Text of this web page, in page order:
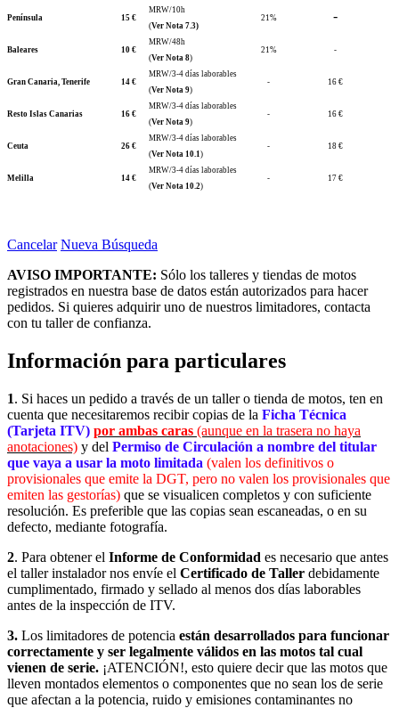
Península 15 €
MRW/10h
(Ver Nota 7.3)
21% -
Baleares 10 €
MRW/48h
(Ver Nota 8)
21% -
Gran Canaria, Tenerife 14 €
MRW/3-4 días laborables
(Ver Nota 9)
- 16 €
Resto Islas Canarias 16 €
MRW/3-4 días laborables
(Ver Nota 9)
- 16 €
Ceuta 26 €
MRW/3-4 días laborables
(Ver Nota 10.1)
- 18 €
Melilla 14 €
MRW/3-4 días laborables
(Ver Nota 10.2)
- 17 €
Cancelar Nueva Búsqueda
AVISO IMPORTANTE: Sólo los talleres y tiendas de motos
registrados en nuestra base de datos están autorizados para hacer
pedidos. Si quieres adquirir uno de nuestros limitadores, contacta
con tu taller de confianza.
Información para particulares
1. Si haces un pedido a través de un taller o tienda de motos, ten en
cuenta que necesitaremos recibir copias de la Ficha Técnica
(Tarjeta ITV) por ambas caras (aunque en la trasera no haya
anotaciones) y del Permiso de Circulación a nombre del titular
que vaya a usar la moto limitada (valen los definitivos o
provisionales que emite la DGT, pero no valen los provisionales que
emiten las gestorías) que se visualicen completos y con suficiente
resolución. Es preferible que las copias sean escaneadas, o en su
defecto, mediante fotografía.
2. Para obtener el Informe de Conformidad es necesario que antes
el taller instalador nos envíe el Certificado de Taller debidamente
cumplimentado, firmado y sellado al menos dos días laborables
antes de la inspección de ITV.
3. Los limitadores de potencia están desarrollados para funcionar
correctamente y ser legalmente válidos en las motos tal cual
vienen de serie. ¡ATENCIÓN!, esto quiere decir que las motos que
lleven montados elementos o componentes que no sean los de serie
que afectan a la potencia, ruido y emisiones contaminantes no